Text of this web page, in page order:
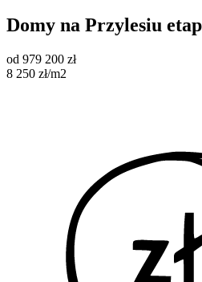
Domy na Przylesiu
od 979 200 zł
8 250 zł/m2